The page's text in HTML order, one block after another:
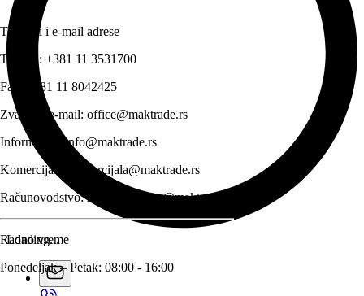
Telefoni i e-mail adrese
Telefon: +381 11 3531700
Fax:
+381 11 8042425
Zvanični e-mail: office@maktrade.rs
Informacije:
info@maktrade.rs
Komercijala:
komercijala@maktrade.rs
Računovodstvo:racunovodstvo@maktrade.rs
Radno vreme
Ponedeljak – Petak: 08:00 - 16:00
Loading...